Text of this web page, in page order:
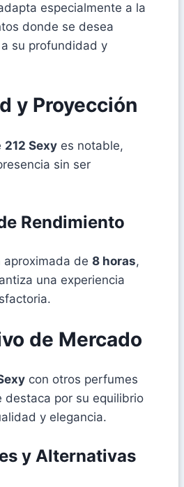
especialmente a la
donde se desea
su profundidad y
y Proyección
212 Sexy es notable,
sin ser
Rendimiento
aproximada de 8 horas,
una experiencia
de Mercado
con otros perfumes
destaca por su equilibrio
y elegancia.
y Alternativas